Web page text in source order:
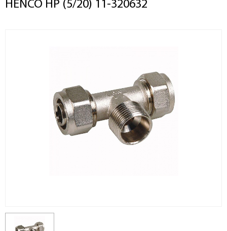
HENCO НР (5/20) 11-320632